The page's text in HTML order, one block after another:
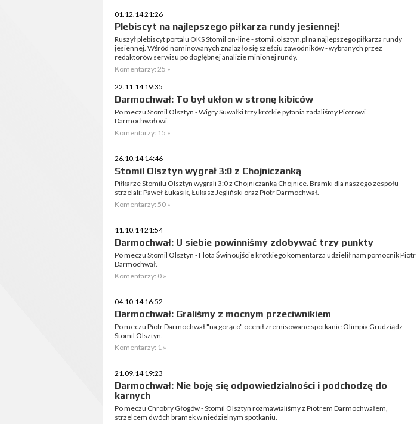
01.12.14 21:26
Plebiscyt na najlepszego piłkarza rundy jesiennej!
Ruszył plebiscyt portalu OKS Stomil on-line - stomil.olsztyn.pl na najlepszego piłkarza rundy
jesiennej. Wśród nominowanych znalazło się sześciu zawodników - wybranych przez
redaktorów serwisu po dogłębnej analizie minionej rundy.
Komentarzy: 25 »
22.11.14 19:35
Darmochwał: To był ukłon w stronę kibiców
Po meczu Stomil Olsztyn - Wigry Suwałki trzy krótkie pytania zadaliśmy Piotrowi
Darmochwałowi.
Komentarzy: 15 »
26.10.14 14:46
Stomil Olsztyn wygrał 3:0 z Chojniczanką
Piłkarze Stomilu Olsztyn wygrali 3:0 z Chojniczanką Chojnice. Bramki dla naszego zespołu
strzelali: Paweł Łukasik, Łukasz Jegliński oraz Piotr Darmochwał.
Komentarzy: 50 »
11.10.14 21:54
Darmochwał: U siebie powinniśmy zdobywać trzy punkty
Po meczu Stomil Olsztyn - Flota Świnoujście krótkiego komentarza udzielił nam pomocnik Piotr
Darmochwał.
Komentarzy: 0 »
04.10.14 16:52
Darmochwał: Graliśmy z mocnym przeciwnikiem
Po meczu Piotr Darmochwał "na gorąco" ocenił zremisowane spotkanie Olimpia Grudziądz -
Stomil Olsztyn.
Komentarzy: 1 »
21.09.14 19:23
Darmochwał: Nie boję się odpowiedzialności i podchodzę do
karnych
Po meczu Chrobry Głogów - Stomil Olsztyn rozmawialiśmy z Piotrem Darmochwałem,
strzelcem dwóch bramek w niedzielnym spotkaniu.